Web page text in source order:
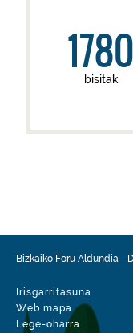
1780
bisitak
Bizkaiko Foru Aldundia -
Irisgarritasuna
Web mapa
Lege-oharra